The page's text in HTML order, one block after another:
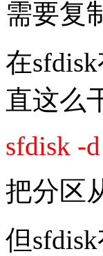
需要复
在
直这么
sfdisk -
把分区
但